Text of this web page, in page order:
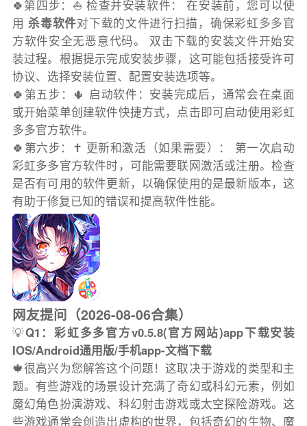
🍀第四步：⛵️ 检查并安装软件： 在安装前，您可以使
用杀毒软件对下载的文件进行扫描，确保彩虹多多官
方软件安全无恶意代码。 双击下载的安装文件开始安
装过程。根据提示完成安装步骤，这可能包括接受许可
协议、选择安装位置、配置安装选项等。
🍀第五步：🌵 启动软件：安装完成后，通常会在桌面
或开始菜单创建软件快捷方式，点击即可启动使用彩虹
多多官方软件。
🍀第六步：✝️ 更新和激活（如果需要）： 第一次启动
彩虹多多官方软件时，可能需要联网激活或注册。检查
是否有可用的软件更新，以确保使用的是最新版本，这
有助于修复已知的错误和提高软件性能。
网友提问（2026-08-06合集）
💡Q1：彩虹多多官方v0.5.8(官方网站)app下载安装
IOS/Android通用版/手机app-文档下载
🍁很高兴为您解答这个问题！这取决于游戏的类型和主
题。有些游戏的场景设计充满了奇幻或科幻元素，例如
魔幻角色扮演游戏、科幻射击游戏或太空探险游戏。这
些游戏通常会创造出虚构的世界，包括奇幻的生物、魔